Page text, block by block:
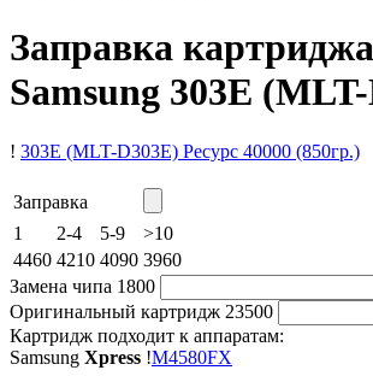
Заправка картриджа
Samsung 303E
! 303E (MLT-D303E) Ресурс 40000 (850гр.)
Заправка
1
2-4 5-9
>10
4460 4210 4090 3960
Замена чипа 1800
Оригинальный картридж 23500
Картридж подходит к аппаратам:
Samsung Xpress !M4580FX